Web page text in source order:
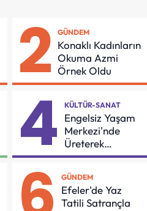
2 GÜNDEM
Konaklı Kadınların
Okuma Azmi
Örnek Oldu
4 KÜLTÜR-SANAT
Engelsiz Yaşam
Merkezi'nde
Üreterek
Güçleniyorlar
GÜNDEM
Efeler'de Yaz
Tatili Satrançla